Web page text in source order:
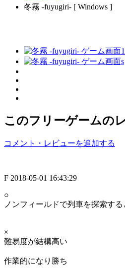
冬霧 -fuyugiri- [ Windows ]
このフリーゲームの
コメント・レビューを追加する
F 2018-05-01 16:43:29
○
ノンフィールドで列車を探索する
×
難易度が結構高い
作業的になり勝ち